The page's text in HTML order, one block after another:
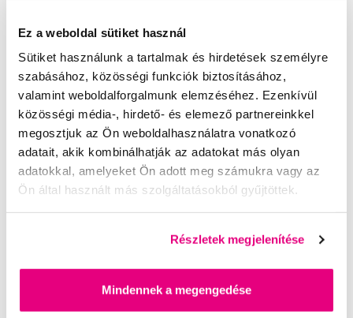
Ez a weboldal sütiket használ
Sütiket használunk a tartalmak és hirdetések személyre
szabásához, közösségi funkciók biztosításához,
valamint weboldalforgalmunk elemzéséhez. Ezenkívül
közösségi média-, hirdető- és elemező partnereinkkel
megosztjuk az Ön weboldalhasználatra vonatkozó
adatait, akik kombinálhatják az adatokat más olyan
adatokkal, amelyeket Ön adott meg számukra vagy az
Ön által használt más szolgáltatásokból gyűjtöttek.
Részletek megjelenítése
Mindennek a megengedése
Segítünk
Írjon szakértőinknek
a Profimed dentálhigiénikusa, egyetemi
oktató